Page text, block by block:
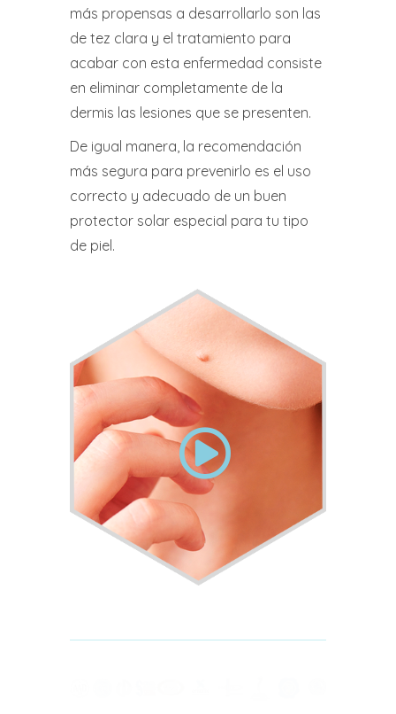
más propensas a desarrollarlo son las
de tez clara y el tratamiento para
acabar con esta enfermedad consiste
en eliminar completamente de la
dermis las lesiones que se presenten.
De igual manera, la recomendación
más segura para prevenirlo es el uso
correcto y adecuado de un buen
protector solar especial para tu tipo
de piel.